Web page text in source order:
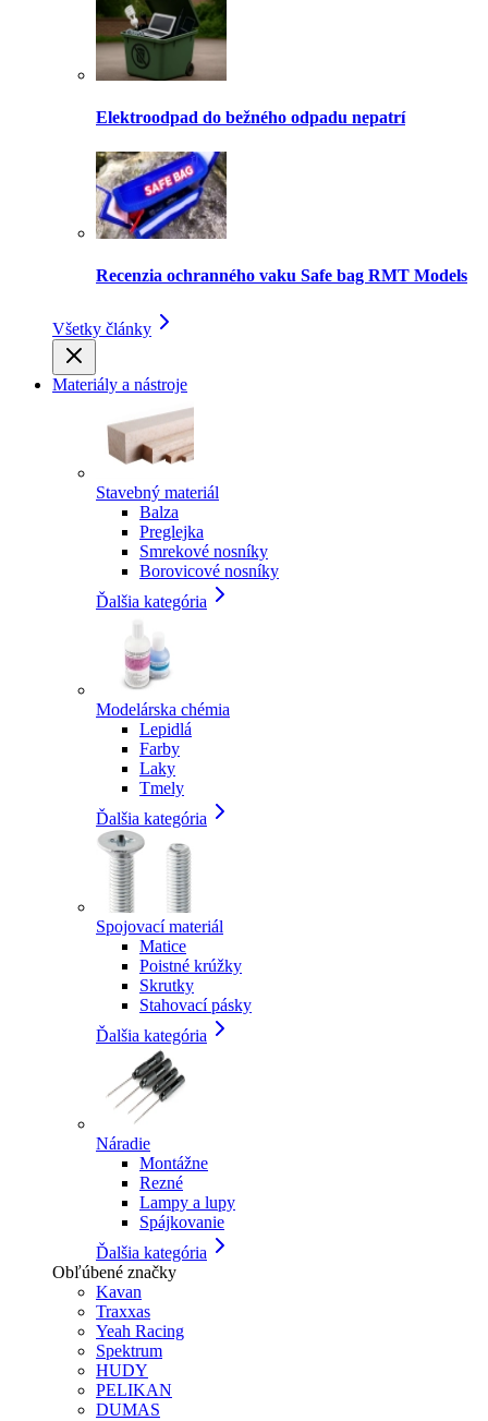
Elektroodpad do bežného odpadu nepatrí
Recenzia ochranného vaku Safe bag RMT Models
Všetky články
Materiály a nástroje
Stavebný materiál
Balza
Preglejka
Smrekové nosníky
Borovicové nosníky
Ďalšia kategória
Modelárska chémia
Lepidlá
Farby
Laky
Tmely
Ďalšia kategória
Spojovací materiál
Matice
Poistné krúžky
Skrutky
Stahovací pásky
Ďalšia kategória
Náradie
Montážne
Rezné
Lampy a lupy
Spájkovanie
Ďalšia kategória
Obľúbené značky
Kavan
Traxxas
Yeah Racing
Spektrum
HUDY
PELIKAN
DUMAS